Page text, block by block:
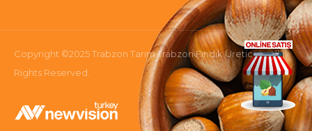
Copyright ©2025 Trabzon Tarım Trabzon Fındık Üreticisi - All
Rights Reserved.